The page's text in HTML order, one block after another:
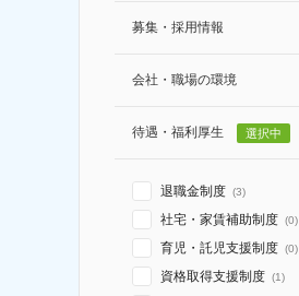
募集・採用情報
会社・職場の環境
待遇・福利厚生 選択中
退職金制度 (3)
社宅・家賃補助制度 (0)
育児・託児支援制度 (0)
資格取得支援制度 (1)